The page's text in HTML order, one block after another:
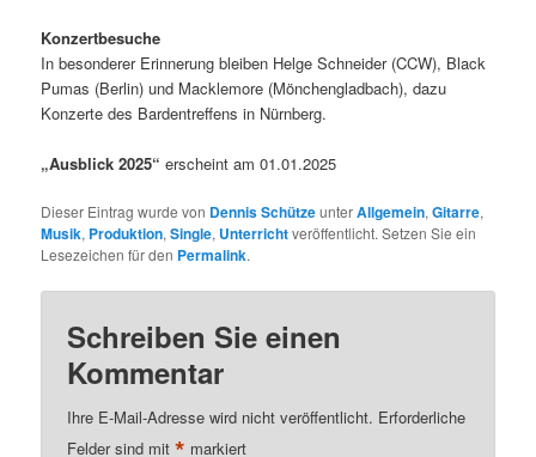
Konzertbesuche
In besonderer Erinnerung bleiben Helge Schneider (CCW), Black
Pumas (Berlin) und Macklemore (Mönchengladbach), dazu
Konzerte des Bardentreffens in Nürnberg.
„Ausblick 2025“ erscheint am 01.01.2025
Dieser Eintrag wurde von Dennis SchützeunterAllgemein,Gitarre,
Musik, Produktion,Single, Unterrichtveröffentlicht. Setzen Sie ein
Lesezeichen für den Permalink.
Schreiben Sie einen
Kommentar
Ihre E-Mail-Adresse wird nicht veröffentlicht. Erforderliche
Felder sind mit
markiert